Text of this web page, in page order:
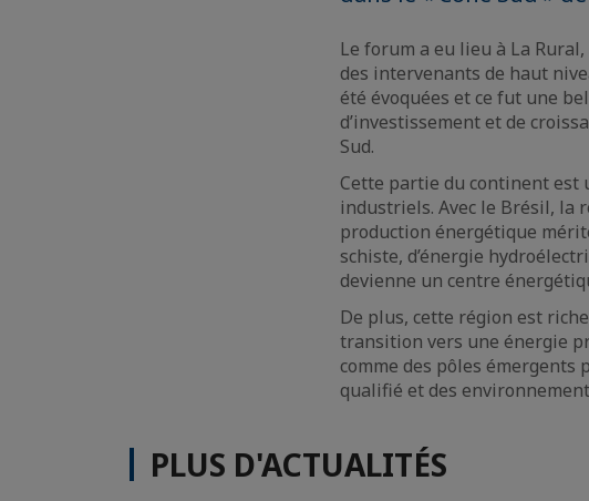
Le forum a eu lieu à La
des intervenants de haut
été évoquées et ce fut une
d’investissement et de
Sud.
Cette partie du continent
industriels. Avec le Brésil, la
production énergétique
schiste, d’énergie
devienne un centre
De plus, cette région est
transition vers une énergie
comme des pôles
qualifié et des
PLUS D'ACTUALITÉS